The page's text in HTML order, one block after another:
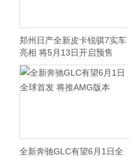
郑州日产全新皮卡锐骐7实车
亮相 将5月13日开启预售
全新奔驰GLC有望6月1日全